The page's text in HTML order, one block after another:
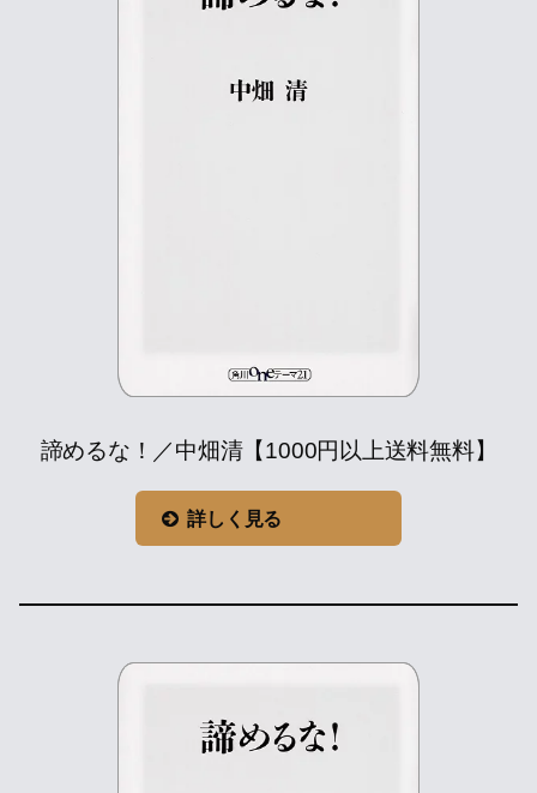
諦めるな！／中畑清【1000円以上送料無料】
詳しく見る